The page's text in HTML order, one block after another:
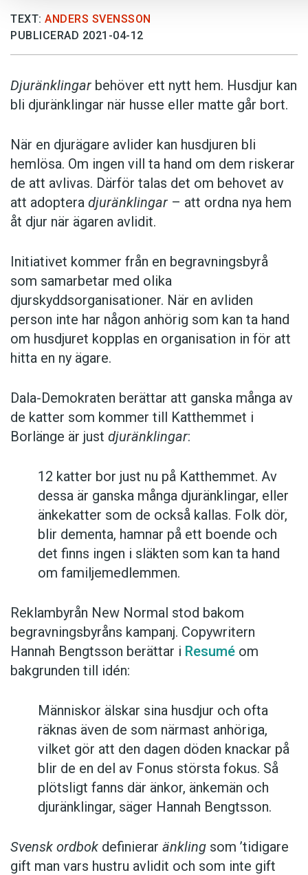
TEXT: ANDERS SVENSSON
PUBLICERAD 2021-04-12
Djuränklingar behöver ett nytt hem. Husdjur kan
bli djuränklingar när husse eller matte går bort.
När en djurägare avlider kan husdjuren bli
hemlösa. Om ingen vill ta hand om dem riskerar
de att avlivas. Därför talas det om behovet av
att adoptera djuränklingar – att ordna nya hem
åt djur när ägaren avlidit.
Initiativet kommer från en begravningsbyrå
som samarbetar med olika
djurskyddsorganisationer. När en avliden
person inte har någon anhörig som kan ta hand
om husdjuret kopplas en organisation in för att
hitta en ny ägare.
Dala-Demokraten berättar att ganska många av
de katter som kommer till Katthemmet i
Borlänge är just djuränklingar:
12 katter bor just nu på Katthemmet. Av
dessa är ganska många djuränklingar, eller
änkekatter som de också kallas. Folk dör,
blir dementa, hamnar på ett boende och
det finns ingen i släkten som kan ta hand
om familjemedlemmen.
Reklambyrån New Normal stod bakom
begravningsbyråns kampanj. Copywritern
Hannah Bengtsson berättar i Resumé om
bakgrunden till idén:
Människor älskar sina husdjur och ofta
räknas även de som närmast anhöriga,
vilket gör att den dagen döden knackar på
blir de en del av Fonus största fokus. Så
plötsligt fanns där änkor, änkemän och
djuränklingar, säger Hannah Bengtsson.
Svensk ordbok definierar änkling som ’tidigare
gift man vars hustru av­lidit och som inte gift